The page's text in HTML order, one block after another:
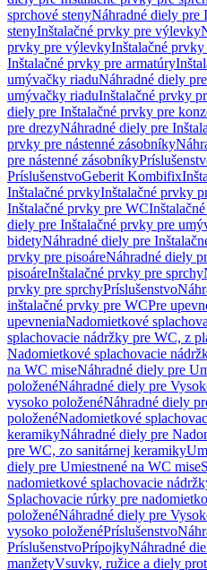
sprchové stenyNáhradné diely pre
stenyInštalačné prvky pre výlevky
prvky pre výlevkyInštalačné
Inštalačné prvky pre armatúry
umývačky riaduNáhradné diely
umývačky riaduInštalačné prvky
diely pre Inštalačné prvky pre
pre drezyNáhradné diely pre
prvky pre nástenné zásobníky
pre nástenné zásobníky
PríslušenstvoGeberit Kombifix
Inštalačné prvkyInštalačné prvky
Inštalačné prvky pre WC
diely pre Inštalačné prvky pre
bidetyNáhradné diely pre
prvky pre pisoáreNáhradné diely
pisoáreInštalačné prvky pre sprchy
prvky pre sprchyPríslušenstvo
inštalačné prvky pre WCPre
upevneniaNadomietkové
splachovacie nádržky pre WC, z
Nadomietkové splachovacie
na WC miseNáhradné diely pre
položenéNáhradné diely pre
vysoko položenéNáhradné diely
položenéNadomietkové
keramikyNáhradné diely pre
pre WC, zo sanitárnej keramiky
diely pre Umiestnené na WC mise
nadomietkové splachovacie
Splachovacie rúrky pre
položenéNáhradné diely pre
vysoko položenéPríslušenstvo
PríslušenstvoPrípojkyNáhradné
manžetyVsuvky, ružice a diely